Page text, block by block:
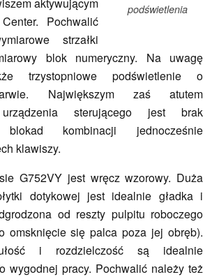
podświetlenia
Pochwalić
strzałki
blok numeryczny. Na uwagę
trzystopniowe podświetlenie o
Największym zaś atutem
sterującego jest brak
blokad kombinacji jednocześnie
klawiszy.
G752VY jest wręcz wzorowy. Duża
dotykowej jest idealnie gładka i
od reszty pulpitu roboczego
omsknięcie się palca poza jej obręb).
i rozdzielczość są idealnie
wygodnej pracy. Pochwalić należy też